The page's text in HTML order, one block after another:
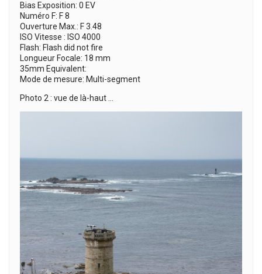
Bias Exposition: 0 EV
Numéro F: F 8
Ouverture Max.: F 3.48
ISO Vitesse : ISO 4000
Flash: Flash did not fire
Longueur Focale: 18 mm
35mm Equivalent:
Mode de mesure: Multi-segment
Photo 2 : vue de là-haut …